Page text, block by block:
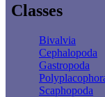
Classes
Bivalvia
Cephalopoda
Gastropoda
Scaphopoda